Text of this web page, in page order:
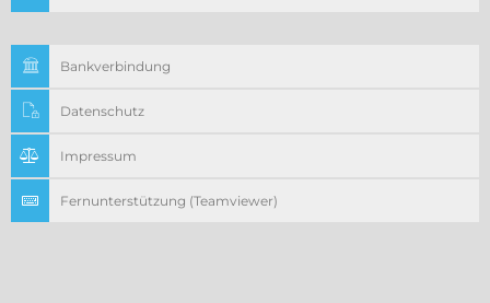
Bankverbindung
Datenschutz
Impressum
Fernunterstützung (Teamviewer)